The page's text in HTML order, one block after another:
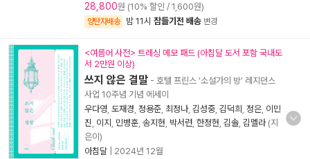
28,800원 (10% 할인 / 1,600원)
양탄자배송 밤 11시 잠들기전 배송 변경
<여름어 사전> 트레싱 메모 패드 (아침달 도서 포함 국내도
서 2만원 이상)
쓰지 않은 결말 - 호텔 프린스 ‘소설가의 방’ 레지던스
사업 10주념 기념 에세이
우다영 도재경 정용준 최정나, 김성중 김덕희 정은 이민
진 이지 민병훈 송지현 박서련 한정현 김솔 김멜라(지
은이)
아침달
2024년 12월